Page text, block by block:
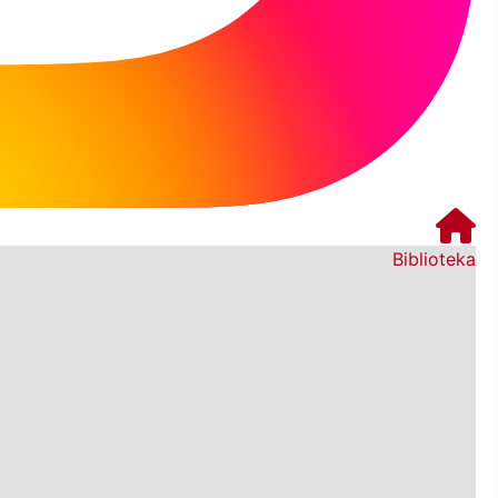
Biblioteka